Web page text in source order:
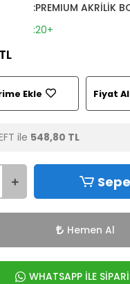
:PREMIUM AKRİLİK
:20+
Ekle Fiyat
ile 548,80 TL
Hemen Al
WHATSAPP İLE